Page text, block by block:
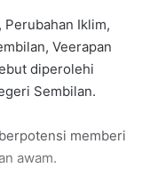
Perubahan Iklim,
Veerapan
diperolehi
Sembilan.
memberi
awam.